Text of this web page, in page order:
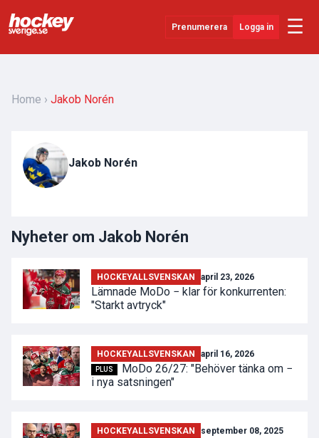
Prenumerera Logga in ☰
YouTube
Evenemang
Övrigt
Home Jakob Norén
Jakob Norén
Nyheter om Jakob Norén
HOCKEYALLSVENSKAN april 23, 2026
Lämnade MoDo − klar för konkurrenten:
"Starkt avtryck"
HOCKEYALLSVENSKAN april 16, 2026
PLUS
MoDo 26/27: "Behöver tänka om −
i nya satsningen"
HOCKEYALLSVENSKAN september 08, 2025